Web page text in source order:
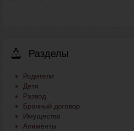
Разделы
Родители
Дети
Развод
Брачный договор
Имущество
Алименты